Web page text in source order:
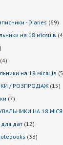
- Diaries 6969
на 18 місяців 4
2
44
на 18 місяців 5
/ РОЗПРОДАЖ 1515
77
НА 18
для дат 1212
3333